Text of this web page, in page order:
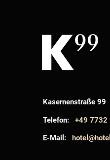
Kasernenstraße
Telefon:+49 7732
E-Mail: